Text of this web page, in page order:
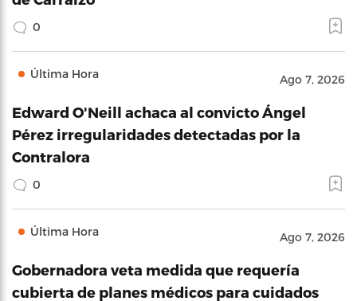
0
Última Hora Ago 7, 2026
Edward O'Neill achaca al convicto Ángel
Pérez irregularidades detectadas por la
Contralora
0
Última Hora Ago 7, 2026
Gobernadora veta medida que requería
cubierta de planes médicos para cuidados